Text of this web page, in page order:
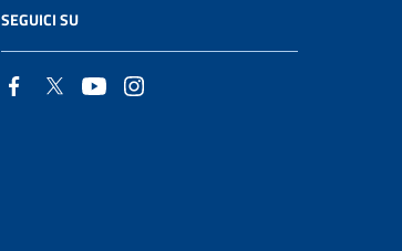
SEGUICI SU